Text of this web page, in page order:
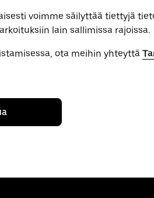
voimme säilyttää tiettyjä
lain sallimissa rajoissa.
ota meihin yhteyttä